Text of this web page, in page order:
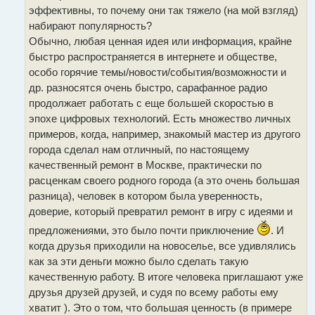
эффективны, то почему они так тяжело (на мой взгляд)
набирают популярность?
Обычно, любая ценная идея или информация, крайне
быстро распространяется в интернете и обществе,
особо горячие темы/новости/события/возможности и
др. разносятся очень быстро, сарафанное радио
продолжает работать с еще большей скоростью в
эпохе цифровых технологий. Есть множество личных
примеров, когда, например, знакомый мастер из другого
города сделал нам отличный, по настоящему
качественный ремонт в Москве, практически по
расценкам своего родного города (а это очень большая
разница), человек в котором была уверенность,
доверие, который превратил ремонт в игру с идеями и
предложениями, это было почти приключение
. И
когда друзья приходили на новоселье, все удивлялись
как за эти деньги можно было сделать такую
качественную работу. В итоге человека приглашают уже
друзья друзей друзей, и судя по всему работы ему
хватит ). Это о том, что большая ценность (в примере